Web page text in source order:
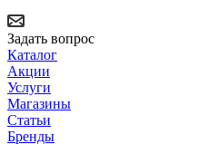
Задать вопрос
Каталог
Акции
Услуги
Магазины
Статьи
Бренды